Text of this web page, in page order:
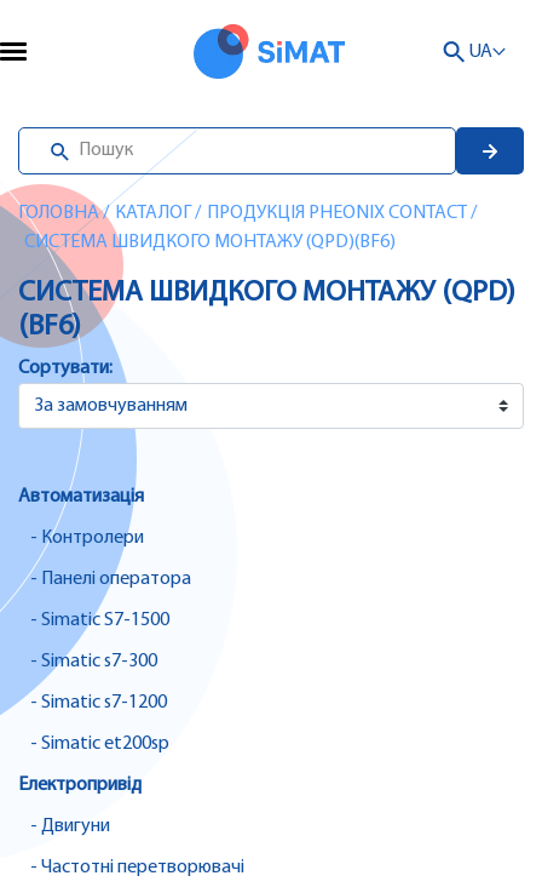
UA
ГОЛОВНА/ КАТАЛОГ / ПРОДУКЦІЯ PHEONIX CONTACT /
СИСТЕМА ШВИДКОГО МОНТАЖУ (QPD)(BF6)
СИСТЕМА ШВИДКОГО МОНТАЖУ (QPD)
(BF6)
Сортувати:
Автоматизація
- Контролери
- Панелі оператора
- Simatic S7-1500
- Simatic s7-300
- Simatic s7-1200
- Simatic et200sp
Електропривід
- Двигуни
- Частотні перетворювачі